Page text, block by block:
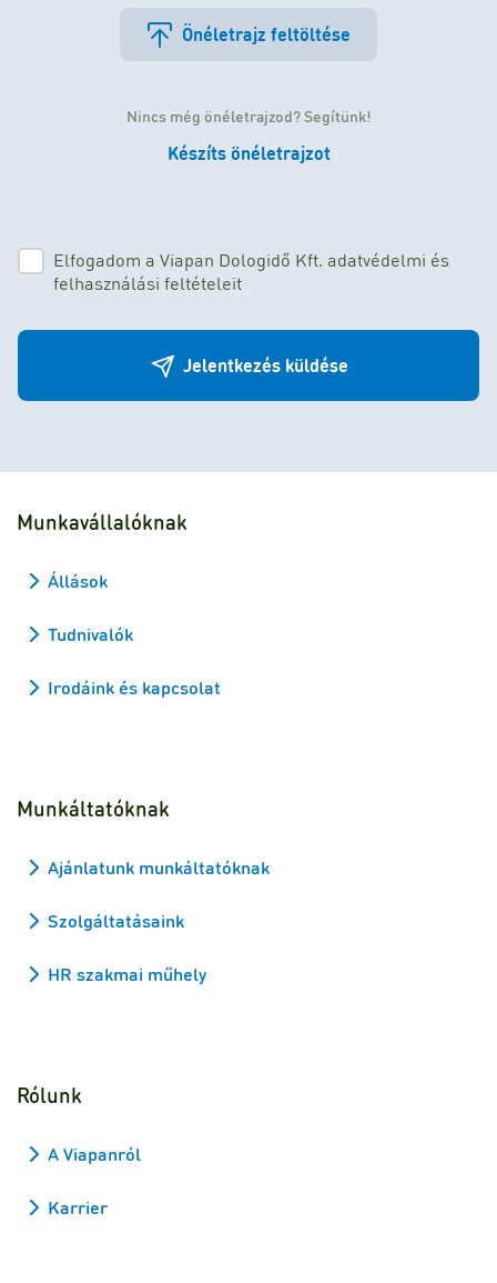
Önéletrajz feltöltése
Nincs még önéletrajzod? Segítünk!
Készíts önéletrajzot
Elfogadom a Viapan Dologidő Kft. adatvédelmi és
felhasználási feltételeit
Jelentkezés küldése
Munkavállalóknak
Állások
Tudnivalók
Irodáink és kapcsolat
Munkáltatóknak
Ajánlatunk munkáltatóknak
Szolgáltatásaink
HR szakmai műhely
Rólunk
A Viapanról
Karrier